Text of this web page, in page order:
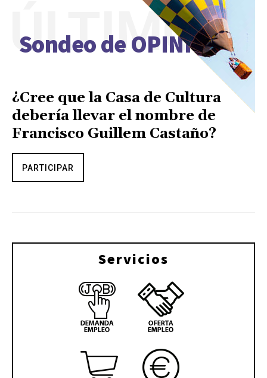
Sondeo de OPINIÓN
ÚLTIMO
¿Cree que la Casa de Cultura
debería llevar el nombre de
Francisco Guillem Castaño?
PARTICIPAR
Servicios